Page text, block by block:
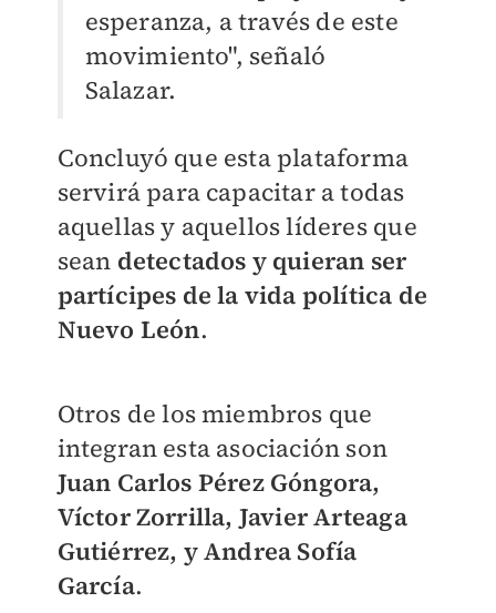
esperanza, a través de este
movimiento", señaló
Salazar.
Concluyó que esta plataforma
servirá para capacitar a todas
aquellas y aquellos líderes que
sean detectados y quieran ser
partícipes de la vida política de
Nuevo León.
Otros de los miembros que
integran esta asociación son
Juan Carlos Pérez Góngora,
Víctor Zorrilla, Javier Arteaga
Gutiérrez, y Andrea Sofía
García.